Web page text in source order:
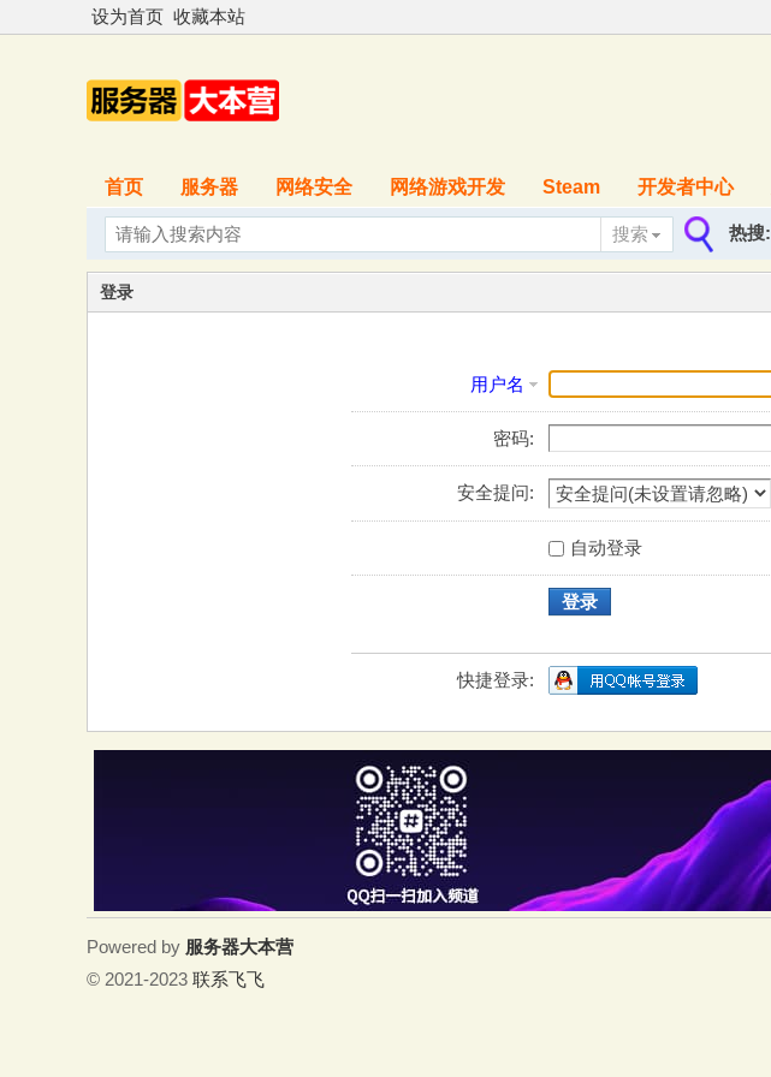
设为首页 收藏本站
首页 服务器 网络安全 网络游戏开发 Steam 开发者中心
搜索
搜
索
热搜:
登录
用户名
密码:
安全提问:
自动登录
登录
快捷登录:
Powered by 服务器大本营
© 2021-2023 联系飞飞